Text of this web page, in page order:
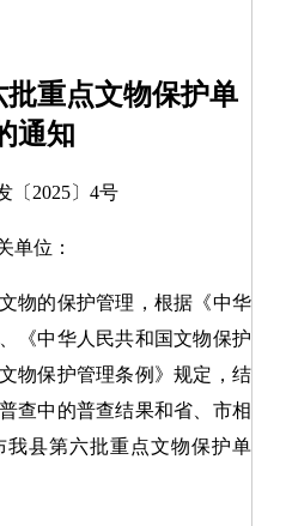
批重点文物保护单
通知
〔2025〕4号
单位：
的保护管理，根据《中华
《中华人民共和国文物保护
物保护管理条例》规定，结
查中的普查结果和省、市相
县第六批重点文物保护单